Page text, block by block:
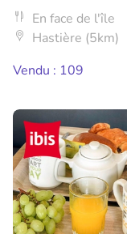
En face de l'île
Hastière (5km)
Vendu : 109